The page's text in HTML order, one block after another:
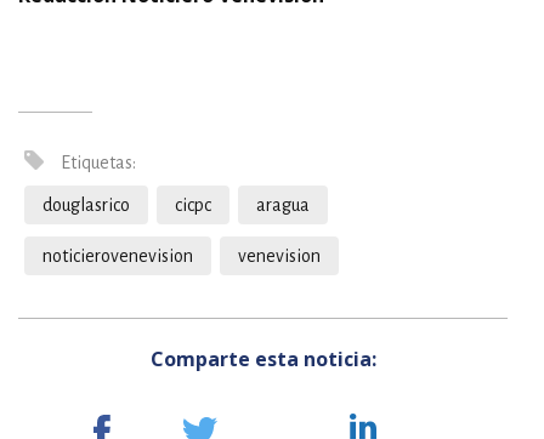
Etiquetas:
douglasrico cicpc aragua
noticierovenevision venevision
Comparte esta noticia: